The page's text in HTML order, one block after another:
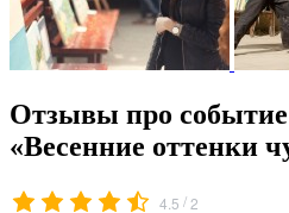
Отзывы про событие
«Весенние оттенки
4.5 /2